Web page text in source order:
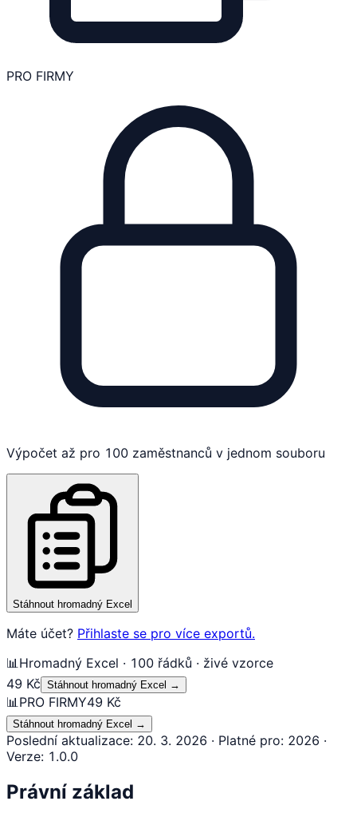
PRO FIRMY
Výpočet až pro 100 zaměstnanců v jednom souboru
Stáhnout hromadný Excel
Máte účet? Přihlaste se pro více exportů.
📊 Hromadný Excel · 100 řádků · živé vzorce
49 Kč Stáhnout hromadný Excel →
📊 PRO FIRMY49 Kč
Stáhnout hromadný Excel →
Poslední aktualizace: 20. 3. 2026 · Platné pro: 2026 ·
Verze: 1.0.0
Právní základ